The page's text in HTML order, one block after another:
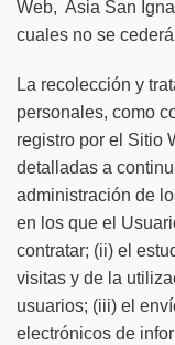
Web, Asia San
cuales no se
La recolección y
personales, como
registro por el Sitio
detalladas a
administración de
en los que el
contratar; (ii) el
visitas y de la
usuarios; (iii) el
electrónicos de